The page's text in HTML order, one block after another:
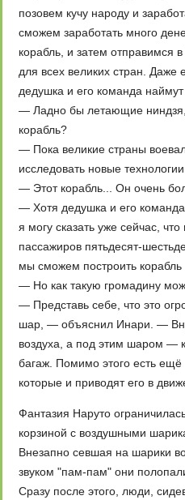
позовем кучу народу и
сможем заработать много
корабль, и затем отправимся
для всех великих стран. Даже
дедушка и его команда
— Ладно бы летающие ниндзя,
корабль?
— Пока великие страны
исследовать новые технологии.
— Этот корабль... Он очень
— Хотя дедушка и его
я могу сказать уже сейчас,
пассажиров пятьдесят-
мы сможем построить
— Но как такую громадину
— Представь себе, что это
шар, — объяснил Инари. —
воздуха, а под этим шаром —
багаж. Помимо этого есть ещё
которые и приводят его в
Фантазия Наруто
корзиной с воздушными
Внезапно севшая на шарики
звуком "пам-пам" они
Сразу после этого, люди,